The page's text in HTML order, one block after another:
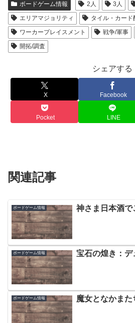
ボードゲーム情報 2人 3人
エリアマジョリティ
タイル・カード
ワーカープレイスメント
戦争/軍事
開拓/調査
シェアする
X Facebook
Pocket LINE
関連記事
ボードゲーム情報 神さま日本酒で
ボードゲーム情報 宝石の煌き：デ
ボードゲーム情報 魔女となかまた